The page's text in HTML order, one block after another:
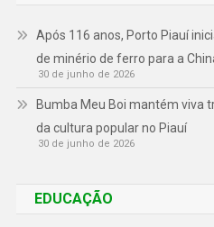
Após 116 anos, Porto Piauí
de minério de ferro para a
30 de junho de 2026
Bumba Meu Boi mantém viva
da cultura popular no Piauí
30 de junho de 2026
EDUCAÇÃO